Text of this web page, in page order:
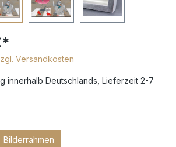
Versandkosten
innerhalb Deutschlands, Lieferzeit 2-7
Bilderrahmen